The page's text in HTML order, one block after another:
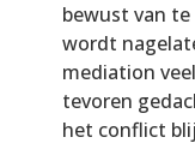
bewust van
wordt
mediation
tevoren
het conflict